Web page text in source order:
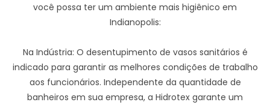
você possa ter um ambiente mais higiênico em
Indianopolis:
Na Indústria: O desentupimento de vasos sanitários é
indicado para garantir as melhores condições de trabalho
aos funcionários. Independente da quantidade de
banheiros em sua empresa, a Hidrotex garante um